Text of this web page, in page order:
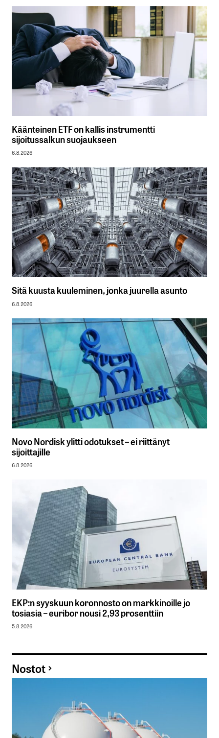
Käänteinen ETF on kallis instrumentti
sijoitussalkun suojaukseen
6.8.2026
Sitä kuusta kuuleminen, jonka juurella asunto
6.8.2026
Novo Nordisk ylitti odotukset – ei riittänyt
sijoittajille
6.8.2026
EKP:n syyskuun koronnosto on markkinoille jo
tosiasia – euribor nousi 2,93 prosenttiin
5.8.2026
Nostot